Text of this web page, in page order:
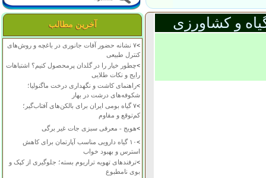
آخرین مطالب
>
۷ نشانه حضور آفات جانوری در باغچه و روش‌های
کنترل طبیعی
>چطور خیار را در گلدان پرمحصول کنیم؟ اشتباهات
رایج و نکات طلایی
>راهنمای کاشت و نگهداری درخت ماگنولیا؛
شکوفه‌های درشت در بهار
>
۷ گیاه بومی ایران برای بالکن‌های آفتاب‌گیر؛
کم‌توقع و مقاوم
>هویج - معرفی سبزی جات غیر برگی
>
۱۰ گیاه دارویی مناسب آپارتمان برای کاهش
استرس و بهبود خواب
>ترفندهای تهویه تراریوم بسته؛ جلوگیری از کپک و
بوی نامطبوع
و کشاورزی